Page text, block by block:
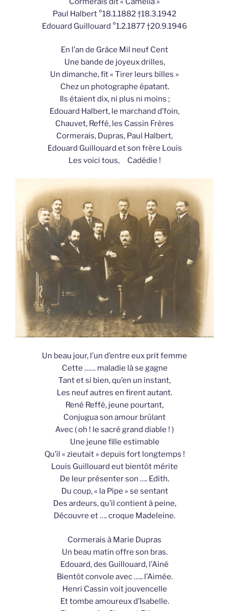
Paul Halbert °18.1.1882 †18.3.1942
Edouard Guillouard °1.2.1877 †20.9.1946
En l’an de Grâce Mil neuf Cent
Une bande de joyeux drilles,
Un dimanche, fit « Tirer leurs billes »
Chez un photographe épatant.
Ils étaient dix, ni plus ni moins ;
Edouard Halbert, le marchand d’foin,
Chauvet, Reffé, les Cassin Frères
Cormerais, Dupras, Paul Halbert,
Edouard Guillouard et son frère Louis
Les voici tous, Cadédie !
Un beau jour, l’un d’entre eux prit femme
Cette …… maladie là se gagne
Tant et si bien, qu’en un instant,
Les neuf autres en firent autant.
René Reffé, jeune pourtant,
Conjugua son amour brûlant
Avec ( oh ! le sacré grand diable ! )
Une jeune fille estimable
Qu’il « zieutait » depuis fort longtemps !
Louis Guillouard eut bientôt mérite
De leur présenter son …. Edith.
Du coup, « la Pipe » se sentant
Des ardeurs, qu’il contient à peine,
Découvre et …. croque Madeleine.
Cormerais à Marie Dupras
Un beau matin offre son bras.
Edouard, des Guillouard, l’Ainé
Bientôt convole avec ….. l’Aimée.
Henri Cassin voit jouvencelle
Et tombe amoureux d’Isabelle.